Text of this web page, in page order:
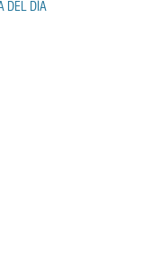
DEL DÍA